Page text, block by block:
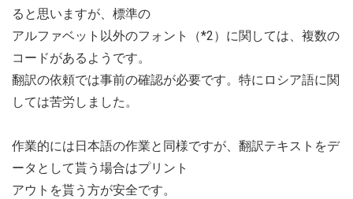
ると思いますが、標準の
アルファベット以外のフォント（*2）に関しては、複数の
コードがあるようです。
翻訳の依頼では事前の確認が必要です。特にロシア語に関
しては苦労しました。
作業的には日本語の作業と同様ですが、翻訳テキストをデ
ータとして貰う場合はプリント
アウトを貰う方が安全です。